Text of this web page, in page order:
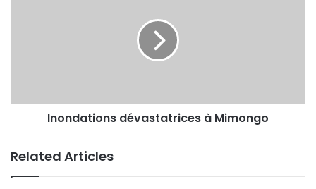
Inondations dévastatrices à Mimongo
Related Articles